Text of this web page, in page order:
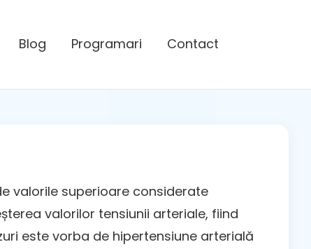
Blog Programari Contact
valorile superioare considerate
valorilor tensiunii arteriale, fiind
este vorba de hipertensiune arterială